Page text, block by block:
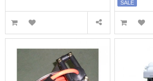
SALE